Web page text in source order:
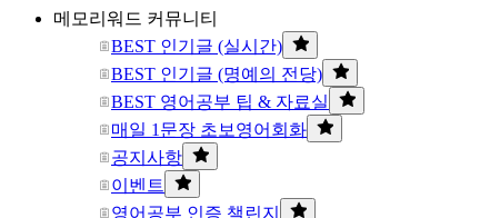
메모리워드 커뮤니티
BEST 인기글 (실시간)
BEST 인기글 (명예의 전당)
BEST 영어공부 팁 & 자료실
매일 1문장 초보영어회화
공지사항
이벤트
영어공부 인증 챌린지